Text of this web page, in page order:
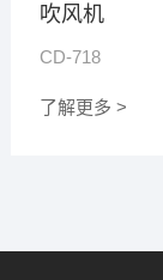
吹风机
CD-718
了解更多 >